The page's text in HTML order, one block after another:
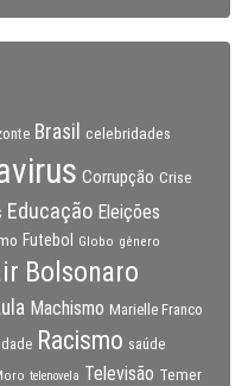
Brasil celebridades
Corrupção Crise
Educação Eleições
Futebol Globo gênero
Bolsonaro
Machismo Marielle Franco
Racismo saúde
telenovela Televisão Temer